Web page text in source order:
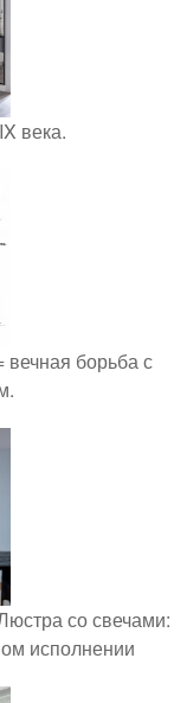
века.
борьба с
со свечами:
исполнении